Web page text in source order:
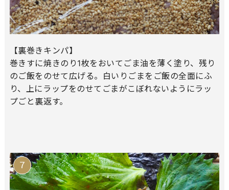
【裏巻きキンパ】
巻きすに焼きのり1枚をおいてごま油を薄く塗り、残り
のご飯をのせて広げる。白いりごまをご飯の全面にふ
り、上にラップをのせてごまがこぼれないようにラッ
プごと裏返す。